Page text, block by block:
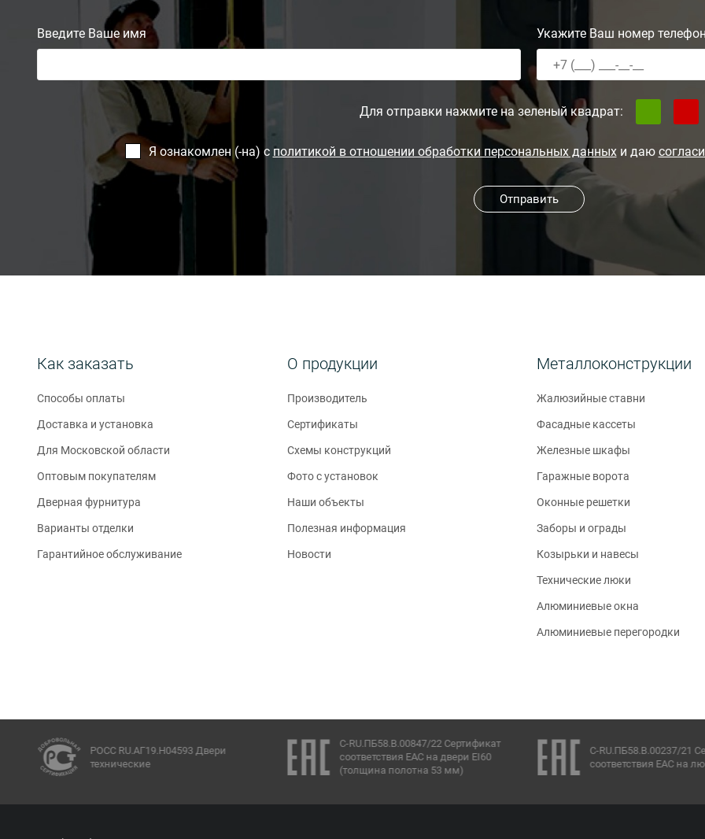
Введите Ваше имя Укажите Ваш номер
Для отправки нажмите на зеленый квадрат:
Я ознакомлен (-на) с политикой в отношении обработки персональных данныхи даю
Отправить
Как заказать
Способы оплаты
Доставка и установка
Для Московской области
Оптовым покупателям
Дверная фурнитура
Варианты отделки
Гарантийное обслуживание
О продукции
Производитель
Сертификаты
Схемы конструкций
Фото с установок
Наши объекты
Полезная информация
Новости
Металлоконструкции
Жалюзийные ставни
Фасадные кассеты
Железные шкафы
Гаражные ворота
Оконные решетки
Заборы и ограды
Козырьки и навесы
Технические люки
Алюминиевые окна
Алюминиевые перегородки
РОСС RU.АГ19.Н04593 Двери
технические
C-RU.ПБ58.В.00847/22 Сертификат
соответствия ЕАС на двери EI60
(толщина полотна 53 мм)
C-RU.ПБ58.В.00237/21
соответствия ЕАС на